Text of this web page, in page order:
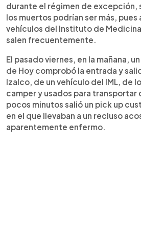
durante el régimen de excepción,
los muertos podrían ser más, pues
vehículos del Instituto de
salen frecuentemente.
El pasado viernes, en la mañana,
de Hoy comprobó la entrada y
Izalco, de un vehículo del IML, de
camper y usados para transportar
pocos minutos salió un pick up
en el que llevaban a un recluso
aparentemente enfermo.